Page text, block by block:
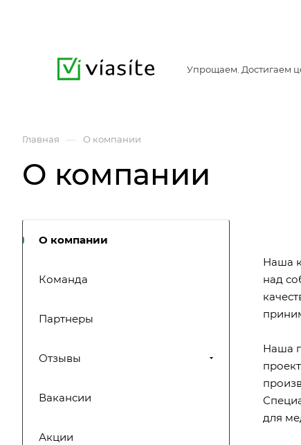
Упрощаем. Достигаем
Главная — О компании
О компании
Наша
над
Наша
для
О компании
Команда
Партнеры
Отзывы
Вакансии
Акции